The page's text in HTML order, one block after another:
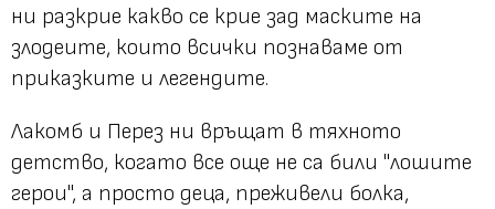
ни разкрие какво се крие зад маските на
злодеите, които всички познаваме от
приказките и легендите.
Лакомб и Перез ни връщат в тяхното
детство, когато все още не са били "лошите
герои", а просто деца, преживели болка,